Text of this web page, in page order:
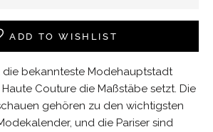
ADD TO WISHLIST
die bekannteste Modehauptstadt
Couture die Maßstäbe setzt. Die
gehören zu den wichtigsten
und die Pariser sind